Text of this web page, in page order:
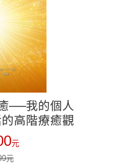
──我的個人
高階療癒觀
元
元